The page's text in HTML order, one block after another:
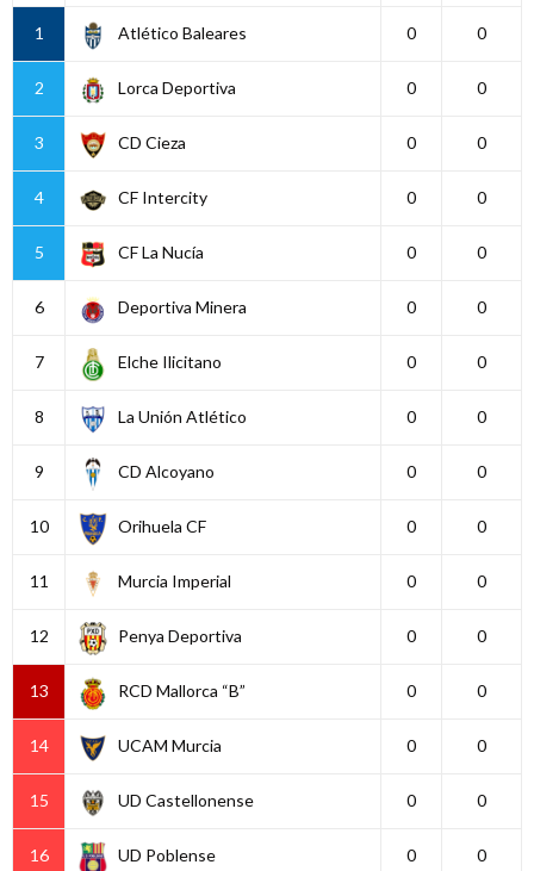
1 Atlético Baleares 0 0
2 Lorca Deportiva 0 0
3 CD Cieza 0 0
4 CF Intercity 0 0
5 CF La Nucía 0 0
6 Deportiva Minera 0 0
7 Elche Ilicitano 0 0
8 La Unión Atlético 0 0
9 CD Alcoyano 0 0
10 Orihuela CF 0 0
11 Murcia Imperial 0 0
12 Penya Deportiva 0 0
13 RCD Mallorca “B” 0 0
14 UCAM Murcia 0 0
15 UD Castellonense 0 0
16 UD Poblense 0 0